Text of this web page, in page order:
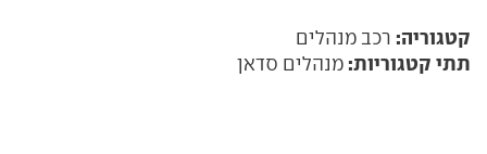
קטגוריה: רכב מנהלים
תתי קטגוריות: מנהלים סדאן